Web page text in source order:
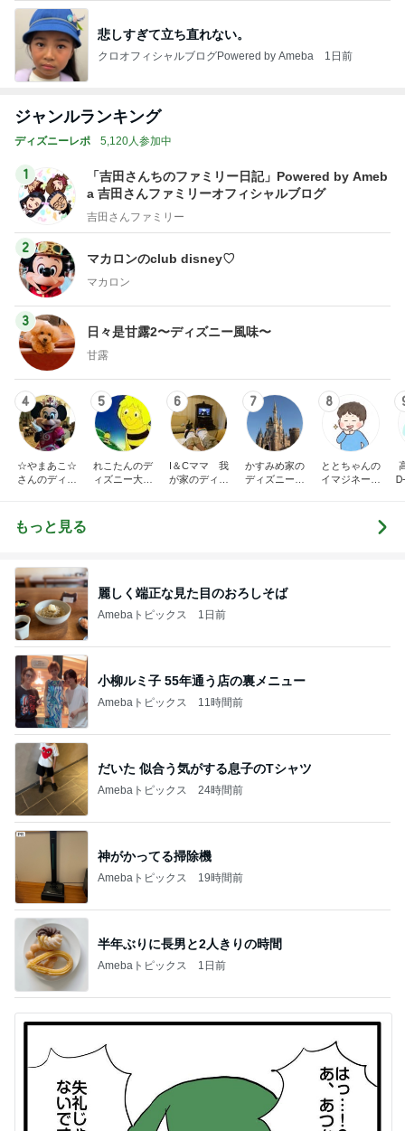
悲しすぎて立ち直れない。
クロオフィシャルブログPowered by Ameba 1日前
ジャンルランキング
ディズニーレポ 5,120人参加中
1
「吉田さんちのファミリー日記」Powered by Ameb
a 吉田さんファミリーオフィシャルブログ
吉田さんファミリー
2
マカロンのclub disney♡
マカロン
3
日々是甘露2〜ディズニー風味〜
甘露
4
☆やまあこ☆
さんのディズ
5
れこたんのデ
ィズニー大好
6
I＆Cママ 我
が家のディズ
7
かすみめ家の
ディズニー大
8
ととちゃんの
イマジネーシ
もっと見る
麗しく端正な見た目のおろしそば
Amebaトピックス 1日前
小柳ルミ子 55年通う店の裏メニュー
Amebaトピックス 11時間前
だいた 似合う気がする息子のTシャツ
Amebaトピックス 24時間前
神がかってる掃除機
Amebaトピックス 19時間前
半年ぶりに長男と2人きりの時間
Amebaトピックス 1日前